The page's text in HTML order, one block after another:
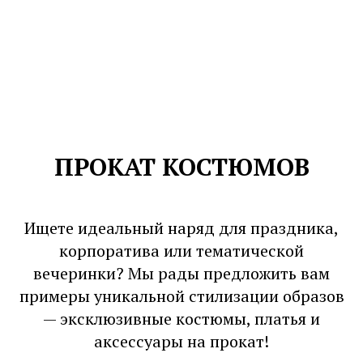
ПРОКАТ КОСТЮМОВ
Ищете идеальный наряд для праздника,
корпоратива или тематической
вечеринки? Мы рады предложить вам
примеры уникальной стилизации образов
— эксклюзивные костюмы, платья и
аксессуары на прокат!